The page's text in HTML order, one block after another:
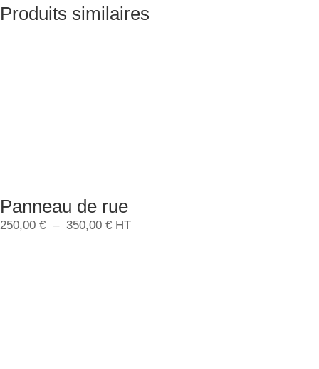
Produits similaires
Panneau de rue
250,00 € – 350,00 €Plage
HT